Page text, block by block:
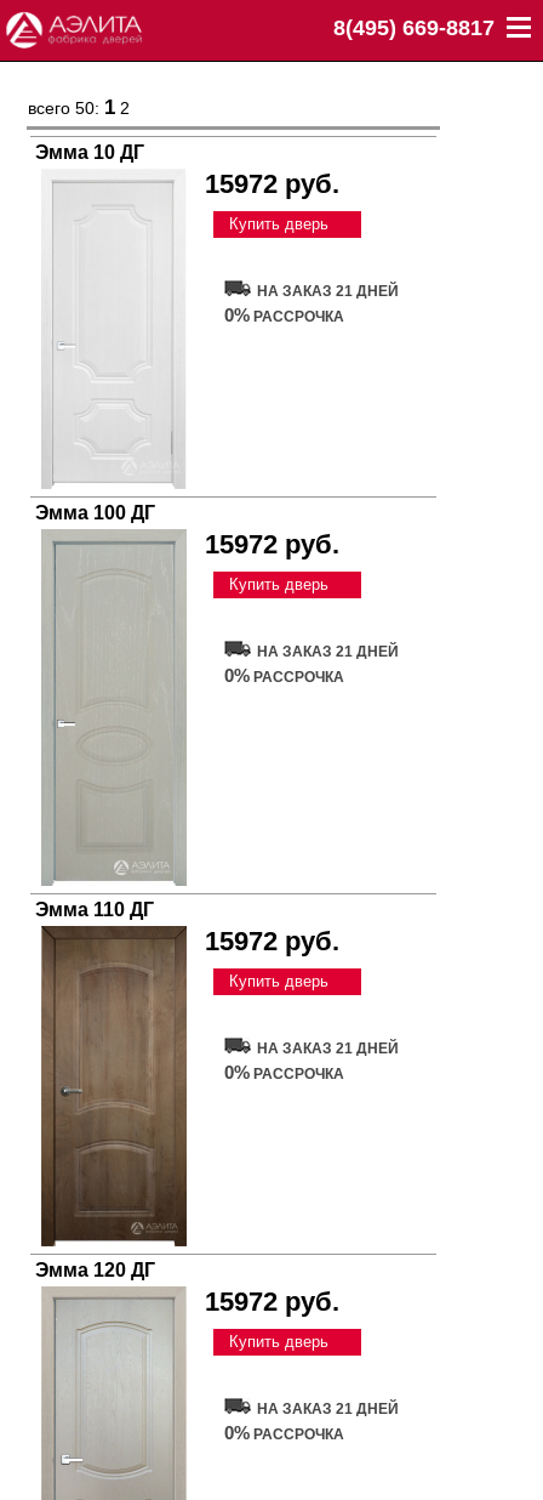
8(495) 669-8817
всего 50: 1 2
Эмма 10 ДГ
15972 руб.
Купить дверь
НА ЗАКАЗ 21 ДНЕЙ
0% РАССРОЧКА
Эмма 100 ДГ
15972 руб.
Купить дверь
НА ЗАКАЗ 21 ДНЕЙ
0% РАССРОЧКА
Эмма 110 ДГ
15972 руб.
Купить дверь
НА ЗАКАЗ 21 ДНЕЙ
0% РАССРОЧКА
Эмма 120 ДГ
15972 руб.
Купить дверь
НА ЗАКАЗ 21 ДНЕЙ
0% РАССРОЧКА